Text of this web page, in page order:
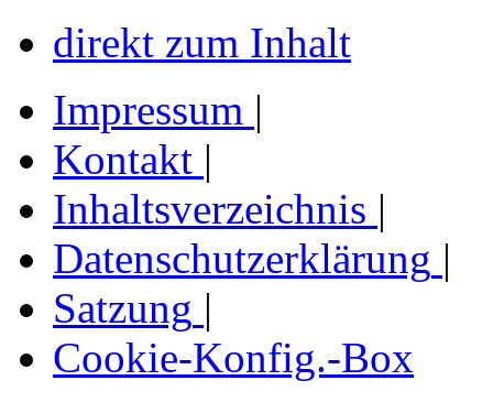
direkt zum Inhalt
Impressum |
Kontakt |
Inhaltsverzeichnis |
Datenschutzerklärung |
Satzung |
Cookie-Konfig.-Box